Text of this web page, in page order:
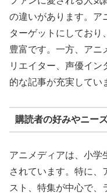
の違いがあります。ア
ターゲットにしており
豊富です。一方、アニ
リエイター、声優イン
的な記事が充実してい
購読者の好みやニー
アニメディアは、小学
されています。特に、
スト、特集が中心で、